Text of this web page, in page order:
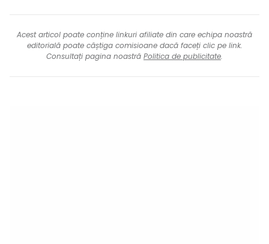
Acest articol poate conține linkuri afiliate din care echipa noastră
editorială poate câștiga comisioane dacă faceți clic pe link.
Consultați pagina noastră Politica de publicitate.